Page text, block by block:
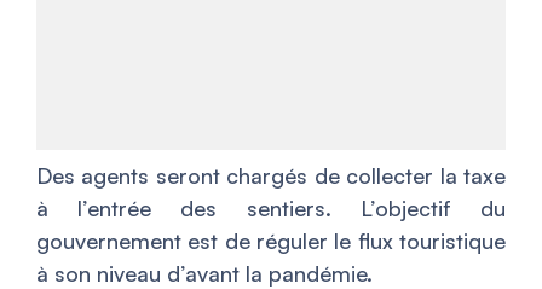
Des agents seront chargés de collecter la taxe
à l’entrée des sentiers. L’objectif du
gouvernement est de réguler le flux touristique
à son niveau d’avant la pandémie.